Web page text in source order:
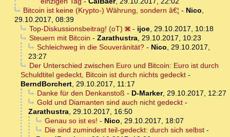
Bitcoin ist keine (Krypto-) Währung, sondern â€¦ - Nico,
29.10.2017, 08:39
Top-Diskussionsbeitrag! (oT)
- ijoe, 29.10.2017, 10:18
Steuern mit Bitcoin - Zarathustra, 29.10.2017, 10:23
Schleichweg in die Souveränität?- Nico, 29.10.2017,
23:27
Der Unterschied zwischen Euro und Bitcoin: Euro ist durch
Schuldtitel gedeckt, Bitcoin ist durch nichts gedeckt -
BerndBorchert, 29.10.2017, 11:17
Danke für den Denkanstoß - D-Marker, 29.10.2017, 12:27
Gold und Diamanten sind auch nicht gedeckt-
Zarathustra, 29.10.2017, 16:50
Genau so ist es! - Nico, 29.10.2017, 18:07
Die sind zumindest teil-gedeckt: durch sich selbst-